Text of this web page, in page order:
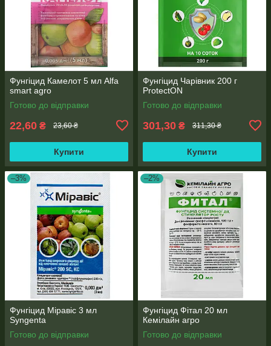
Фунгіцид Камелот 5 мл Alfa
smart agro
Готово до відправки
22,60 ₴ 23,60 ₴
Купити
Фунгіцид Чарівник 200 г
ProtectON
Готово до відправки
301,30 ₴ 311,30 ₴
Купити
–3%
Фунгіцид Міравіс 3 мл
Syngenta
Готово до відправки
–2%
Фунгіцид Фітал 20 мл
Кемілайн агро
Готово до відправки